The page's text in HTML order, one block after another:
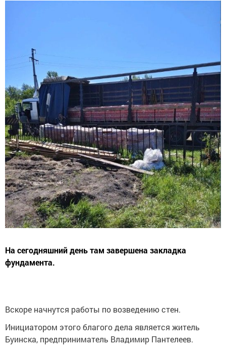
На сегодняшний день там завершена закладка
фундамента.
Вскоре начнутся работы по возведению стен.
Инициатором этого благого дела является житель
Буинска, предприниматель Владимир Пантелеев.